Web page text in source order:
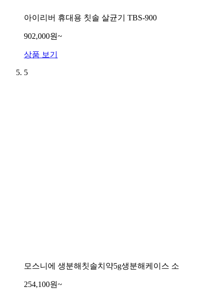
아이리버 휴대용 칫솔 살균기 TBS-900
902,000원~
상품 보기
5
모스니에 생분해칫솔치약5g생분해케이스 소
254,100원~